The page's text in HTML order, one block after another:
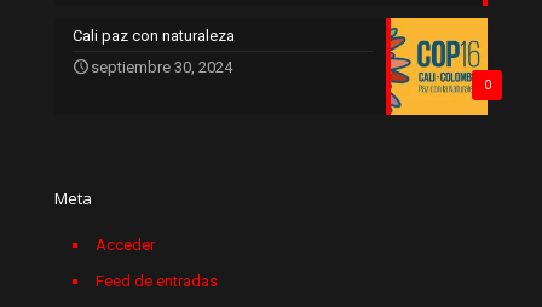
0
Cali paz con naturaleza
septiembre 30, 2024
Meta
Acceder
Feed de entradas